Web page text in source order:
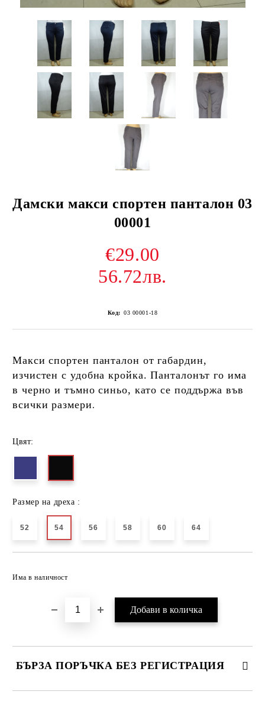
Дамски макси спортен панталон 03
00001
€29.00
56.72лв.
Код: 03 00001-18
Макси спортен панталон от габардин,
изчистен с удобна кройка. Панталонът го има
в черно и тъмно синьо, като се поддържа във
всички размери.
Цвят:
Размер на дреха :
52 54 56 58 60 64
Има в наличност
БЪРЗА ПОРЪЧКА БЕЗ РЕГИСТРАЦИЯ